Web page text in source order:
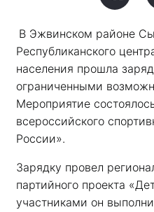
В Эжвинском районе
Республиканского
населения прошла
ограниченными
Мероприятие
всероссийского
России».
Зарядку провел
партийного проекта
участниками он